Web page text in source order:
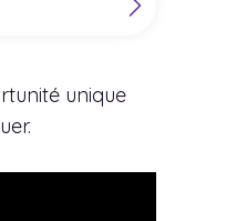
unique